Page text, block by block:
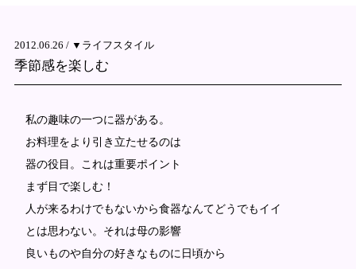
2012.06.26 / ▼ライフスタイル
季節感を楽しむ
私の趣味の一つに器がある。
お料理をより引き立たせるのは
器の役目。これは重要ポイント
まず目で楽しむ！
人が来るわけでもないから食器なんてどうでもイイ
とは思わない。それは母の影響
良いものや自分の好きなものに日頃から